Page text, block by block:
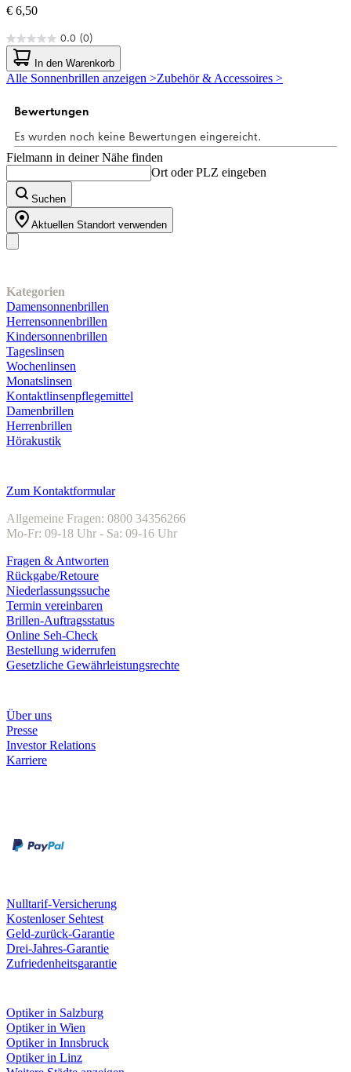
€ 6,50
0.0 (0)
0.0
von
5
Sternen.
In den Warenkorb
Alle Sonnenbrillen anzeigen >Zubehör & Accessoires >
Fielmann in deiner Nähe finden
Ort oder PLZ eingeben
Suchen
Aktuellen Standort verwenden
Kategorien
Damensonnenbrillen
Herrensonnenbrillen
Kindersonnenbrillen
Tageslinsen
Wochenlinsen
Monatslinsen
Kontaktlinsenpflegemittel
Damenbrillen
Herrenbrillen
Hörakustik
Zum Kontaktformular
Allgemeine Fragen: 0800 34356266
Mo-Fr: 09-18 Uhr - Sa: 09-16 Uhr
Fragen & Antworten
Rückgabe/Retoure
Niederlassungssuche
Termin vereinbaren
Brillen-Auftragsstatus
Online Seh-Check
Bestellung widerrufen
Gesetzliche Gewährleistungsrechte
Über uns
Presse
Investor Relations
Karriere
Nulltarif-Versicherung
Kostenloser Sehtest
Geld-zurück-Garantie
Drei-Jahres-Garantie
Zufriedenheitsgarantie
Optiker in Salzburg
Optiker in Wien
Optiker in Innsbruck
Optiker in Linz